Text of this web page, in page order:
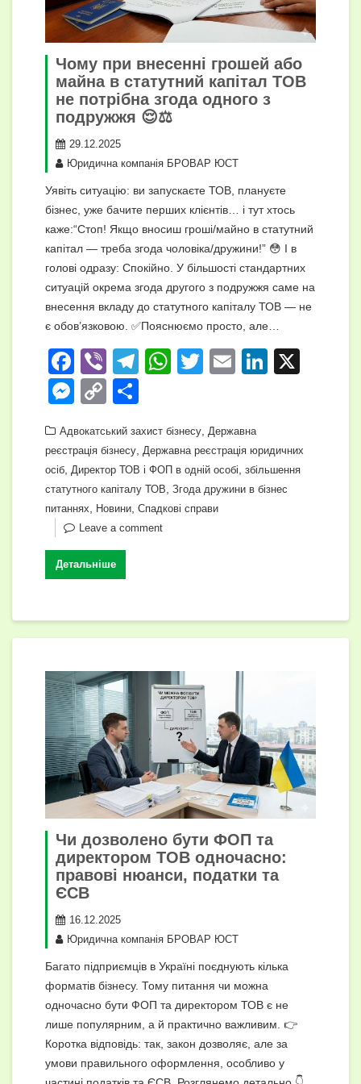
Чому при внесенні грошей або
майна в статутний капітал ТОВ
не потрібна згода одного з
подружжя 😌⚖️
29.12.2025
Юридична компанія БРОВАР ЮСТ
Уявіть ситуацію: ви запускаєте ТОВ, плануєте
бізнес, уже бачите перших клієнтів… і тут хтось
каже:“Стоп! Якщо вносиш гроші/майно в статутний
капітал — треба згода чоловіка/дружини!” 😳 І в
голові одразу: Спокійно. У більшості стандартних
ситуацій окрема згода другого з подружжя саме на
внесення вкладу до статутного капіталу ТОВ — не
є обов’язковою. ✅Пояснюємо просто, але…
F
a
c
e
b
o
o
k
Vi
b
er
T
gr
a
m
W
s
A
p
p
T
er
E
Li
dI
n
M
ss
e
n
g
er
C
p
y
Li
n
k
ді
л
и
т
Адвокатський захист бізнесу, Державна
реєстрація бізнесу, Державна реєстрація юридичних
осіб, Директор ТОВ і ФОП в одній особі, збільшення
статутного капіталу ТОВ, Згода дружини в бізнес
питаннях, Новини, Спадкові справи
Leave a comment
Детальніше
Чи дозволено бути ФОП та
директором ТОВ одночасно:
правові нюанси, податки та
ЄСВ
16.12.2025
Юридична компанія БРОВАР ЮСТ
Багато підприємців в Україні поєднують кілька
форматів бізнесу. Тому питання чи можна
одночасно бути ФОП та директором ТОВ є не
лише популярним, а й практично важливим. 👉
Коротка відповідь: так, закон дозволяє, але за
умови правильного оформлення, особливо у